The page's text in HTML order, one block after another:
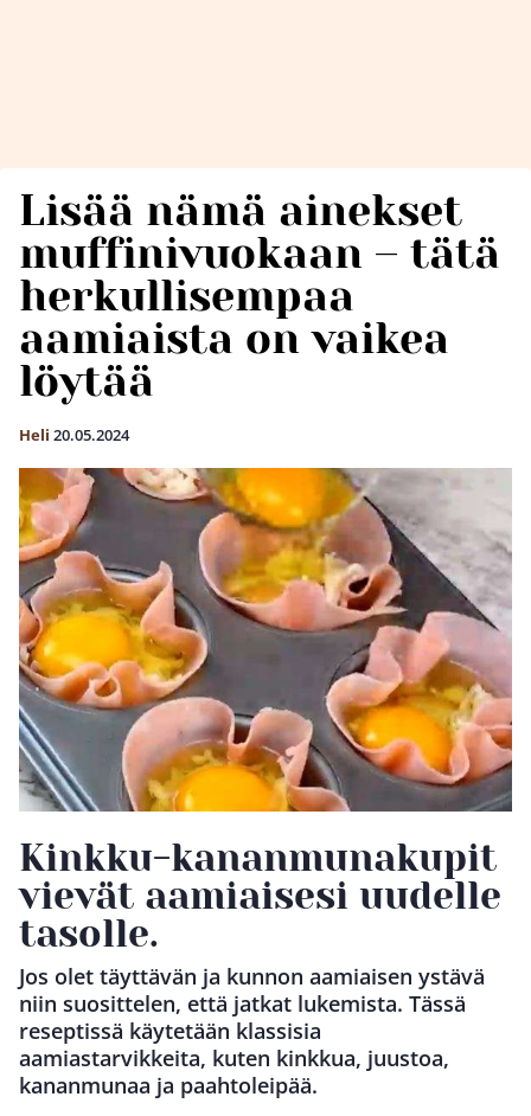
Lisää nämä ainekset
muffinivuokaan – tätä
herkullisempaa
aamiaista on vaikea
löytää
Heli 20.05.2024
Kinkku-kananmunakupit
vievät aamiaisesi uudelle
tasolle.
Jos olet täyttävän ja kunnon aamiaisen ystävä
niin suosittelen, että jatkat lukemista. Tässä
reseptissä käytetään klassisia
aamiastarvikkeita, kuten kinkkua, juustoa,
kananmunaa ja paahtoleipää.